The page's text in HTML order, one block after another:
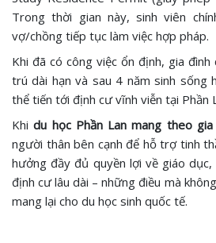
Trong thời gian này, sinh viên
vợ/chồng tiếp tục làm việc hợp pháp.
Khi đã có công việc ổn định, gia
trú dài hạn và sau 4 năm sinh sống
thể tiến tới định cư vĩnh viễn tại Phần
Khidu học Phần Lan mang theo gia
người thân bên cạnh để hỗ trợ tinh
hưởng đầy đủ quyền lợi về giáo
định cư lâu dài – những điều mà
mang lại cho du học sinh quốc tế.